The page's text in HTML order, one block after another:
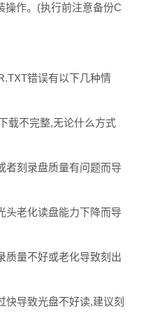
操作。(执行前注意备份C
错误有以下几种情
不完整,无论什么方式
刻录盘质量有问题而导
老化读盘能力下降而导
量不好或老化导致刻出
导致光盘不好读,建议刻